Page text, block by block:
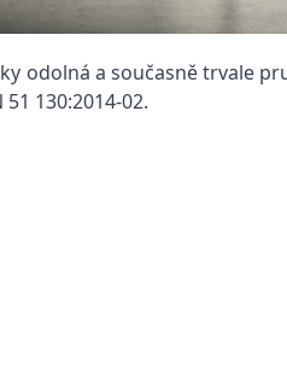
odolná a současně trvale
130:2014-02.